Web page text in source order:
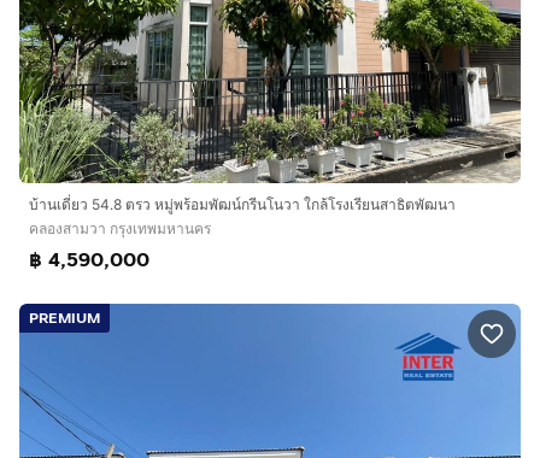
บ้านเดี่ยว 54.8 ตรว หมู่พร้อมพัฒน์กรีนโนวา ใกล้โรงเรียนสาธิตพัฒนา
คลองสามวา กรุงเทพมหานคร
฿ 4,590,000
PREMIUM